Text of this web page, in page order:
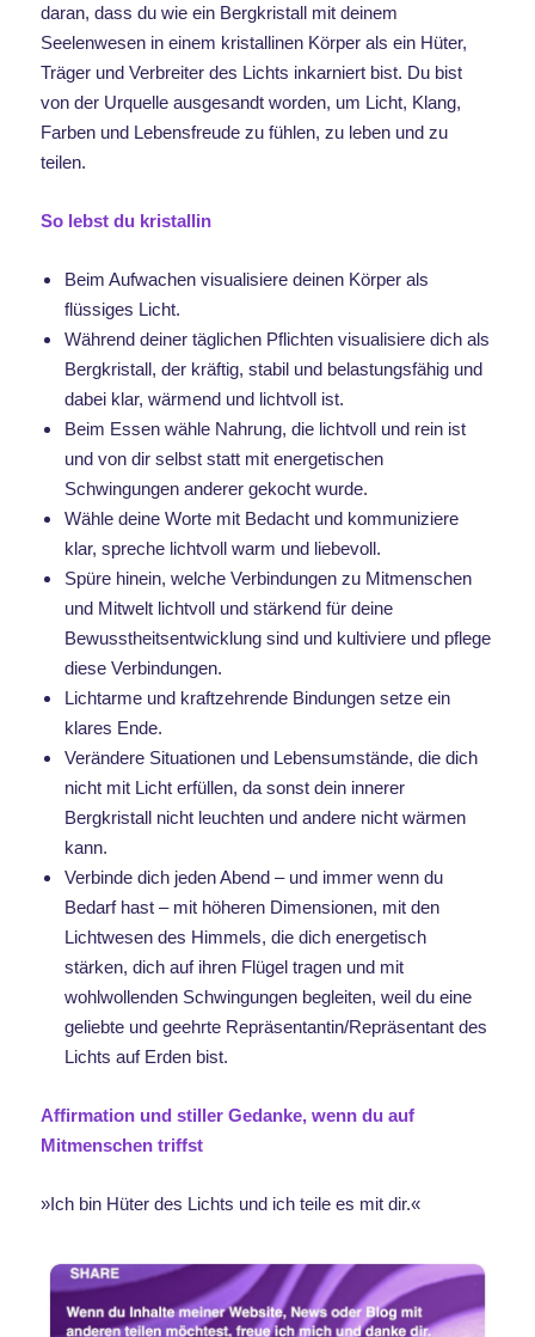
daran, dass du wie ein Bergkristall mit deinem
Seelenwesen in einem kristallinen Körper als ein Hüter,
Träger und Verbreiter des Lichts inkarniert bist. Du bist
von der Urquelle ausgesandt worden, um Licht, Klang,
Farben und Lebensfreude zu fühlen, zu leben und zu
teilen.
So lebst du kristallin
Beim Aufwachen visualisiere deinen Körper als
flüssiges Licht.
Während deiner täglichen Pflichten visualisiere dich als
Bergkristall, der kräftig, stabil und belastungsfähig und
dabei klar, wärmend und lichtvoll ist.
Beim Essen wähle Nahrung, die lichtvoll und rein ist
und von dir selbst statt mit energetischen
Schwingungen anderer gekocht wurde.
Wähle deine Worte mit Bedacht und kommuniziere
klar, spreche lichtvoll warm und liebevoll.
Spüre hinein, welche Verbindungen zu Mitmenschen
und Mitwelt lichtvoll und stärkend für deine
Bewusstheitsentwicklung sind und kultiviere und pflege
diese Verbindungen.
Lichtarme und kraftzehrende Bindungen setze ein
klares Ende.
Verändere Situationen und Lebensumstände, die dich
nicht mit Licht erfüllen, da sonst dein innerer
Bergkristall nicht leuchten und andere nicht wärmen
kann.
Verbinde dich jeden Abend – und immer wenn du
Bedarf hast – mit höheren Dimensionen, mit den
Lichtwesen des Himmels, die dich energetisch
stärken, dich auf ihren Flügel tragen und mit
wohlwollenden Schwingungen begleiten, weil du eine
geliebte und geehrte Repräsentantin/Repräsentant des
Lichts auf Erden bist.
Affirmation und stiller Gedanke, wenn du auf
Mitmenschen triffst
»Ich bin Hüter des Lichts und ich teile es mit dir.«